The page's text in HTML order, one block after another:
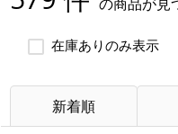
在庫ありのみ表示
新着順